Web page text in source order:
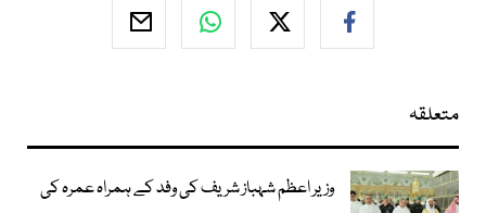
متعلقہ
وزیر اعظم شہباز شریف کی وفد کے ہمراہ عمرہ کی